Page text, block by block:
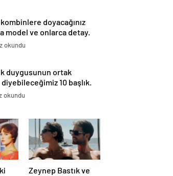
kombinlere doyacağınız
model ve onlarca detay.
okundu
duygusunun ortak
diyebileceğimiz 10 başlık.
okundu
Zeynep Bastık ve